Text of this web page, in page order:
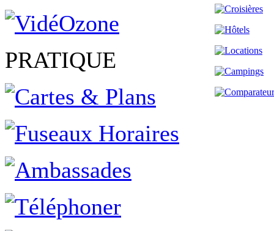
PRATIQUE